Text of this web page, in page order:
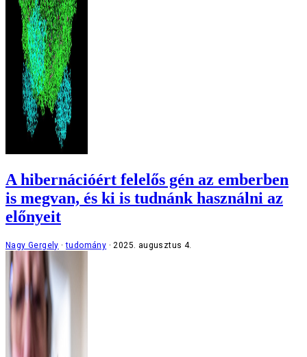
A hibernációért felelős gén az emberben
is megvan, és ki is tudnánk használni az
előnyeit
Nagy Gergely tudomány 2025. augusztus 4.